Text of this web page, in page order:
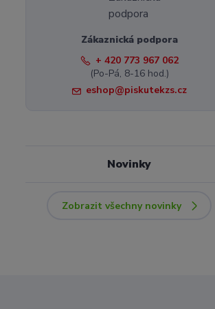
Zákaznická podpora
+ 420 773 967 062
(Po-Pá, 8-16 hod.)
eshop@piskutekzs.cz
Novinky
Zobrazit všechny novinky